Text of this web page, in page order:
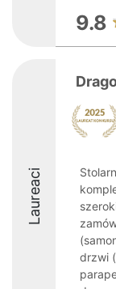
9.8
Laureaci
drzwi